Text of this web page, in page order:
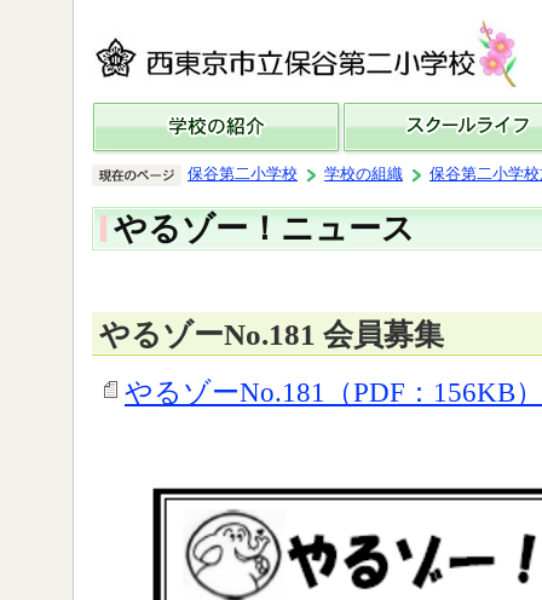
保谷第二小学校 学校の組織 保谷第二小学
やるゾー！ニュース
やるゾーNo.181 会員募集
やるゾーNo.181（PDF：156KB）